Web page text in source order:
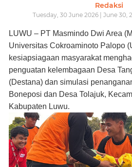
Redaksi
Tuesday, 30 June 2026 | June 30,
LUWU – PT Masmindo Dwi Area
Universitas Cokroaminoto Palopo
kesiapsiagaan masyarakat
penguatan kelembagaan Desa
(Destana) dan simulasi
Boneposi dan Desa Tolajuk,
Kabupaten Luwu.